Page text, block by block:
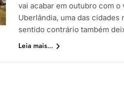
vai acabar em outubro com
Uberlândia, uma das cidades
sentido contrário também
Leia mais...